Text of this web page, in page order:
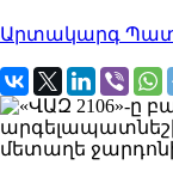
Արտակարգ